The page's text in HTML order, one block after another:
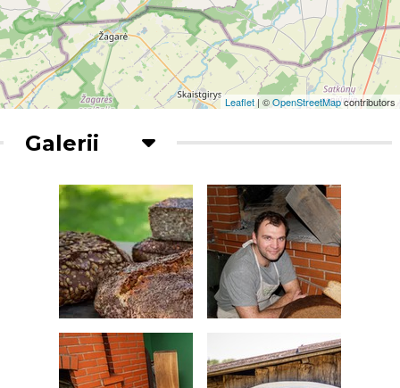
Leaflet | ©OpenStreetMapcontributors
Galerii